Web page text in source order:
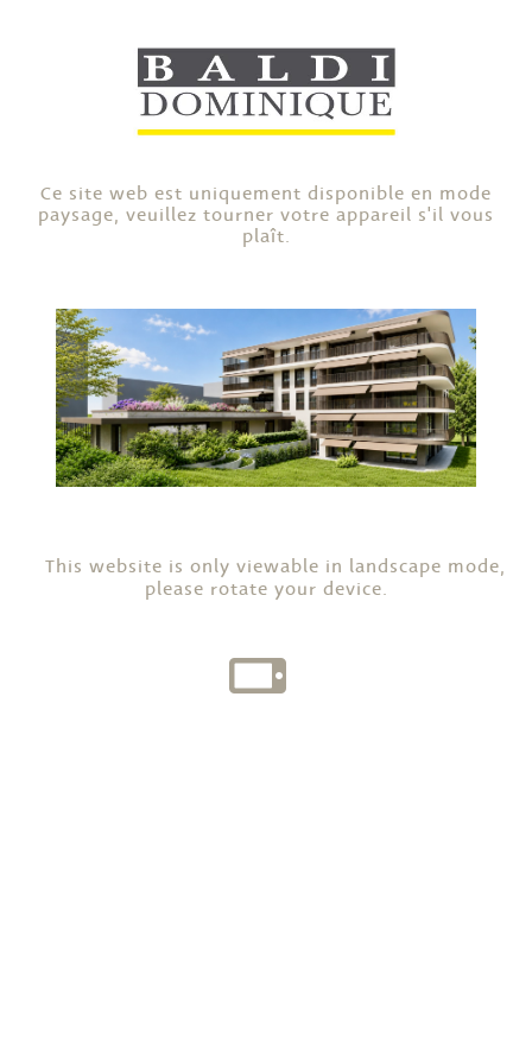
Ce site web est uniquement disponible en mode
paysage, veuillez tourner votre appareil s'il vous
plaît.
This website is only viewable in landscape mode,
please rotate your device.